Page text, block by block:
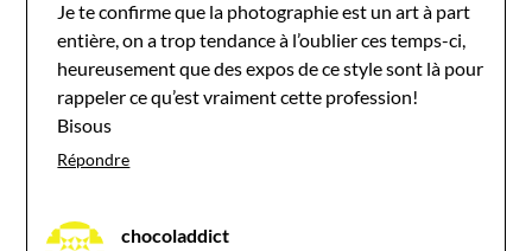
Je te confirme que la photographie est un art à part
entière, on a trop tendance à l’oublier ces temps-ci,
heureusement que des expos de ce style sont là pour
rappeler ce qu’est vraiment cette profession!
Bisous
Répondre
chocoladdict